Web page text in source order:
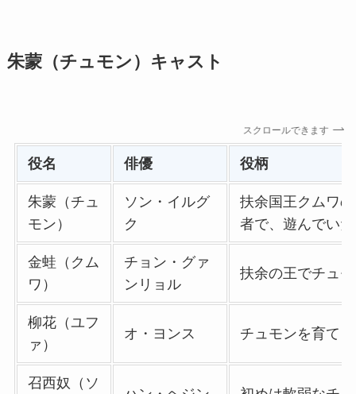
朱蒙（チュモン）キャスト
スクロールできます
役名 俳優 役柄
朱蒙（チュ
モン）
ソン・イルグ
ク
扶余国王クムワ
者で、遊んでい
金蛙（クム
ワ）
チョン・グァ
ンリョル
扶余の王でチュ
柳花（ユフ
ァ）
オ・ヨンス チュモンを育て
召西奴（ソ